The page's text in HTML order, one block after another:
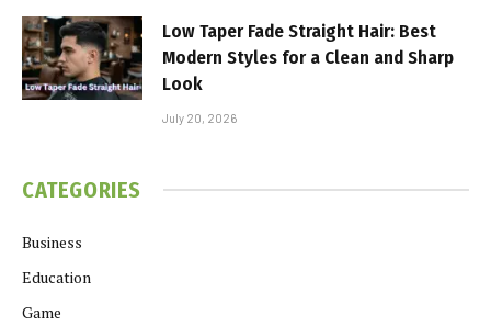
Low Taper Fade Straight Hair: Best
Modern Styles for a Clean and Sharp
Look
July 20, 2026
CATEGORIES
Business
Education
Game